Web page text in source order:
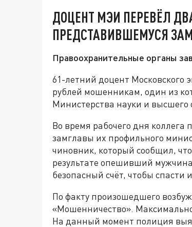
ДОЦЕНТ МЭИ ПЕРЕВЁЛ
ПРЕДСТАВИВШЕМУСЯ
Правоохранительные органы
61-летний доцент Московского
рублей мошенникам, один из
Министерства науки и высшего
Во время рабочего дня коллега
замглавы их профильного
чиновник, который сообщил,
результате опешивший
безопасный счёт, чтобы спасти
По факту произошедшего
«Мошенничество».
На данный момент полиция